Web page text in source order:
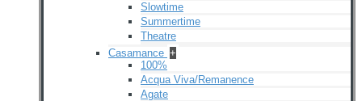
Slowtime
Summertime
Theatre
Casamance +
100%
Acqua Viva/Remanence
Agate